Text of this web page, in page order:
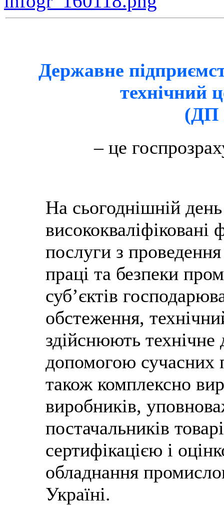
Державне
технічний
– це
На сьогоднішній
висококваліфіковані
послуги з
праці та безпеки
суб’єктів
обстеження,
здійснюють технічне
допомогою сучасних
також комплексно
виробників,
постачальників
сертифікацією і
обладнання
Україні.